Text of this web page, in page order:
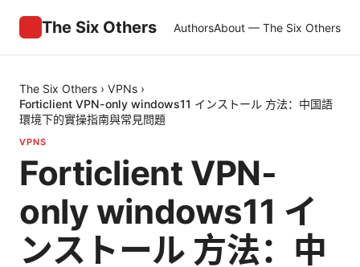
The Six Others AuthorsAbout — The Six Others
The Six Others › VPNs ›
Forticlient VPN-only windows11 インストール 方法：中国語
環境下的實操指南與常見問題
VPNS
Forticlient VPN-
only windows11 イ
ンストール 方法：中